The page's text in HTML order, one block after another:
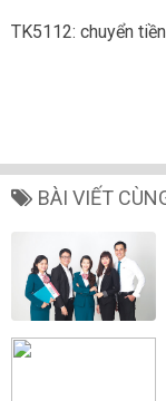
TK5112: chuyển
BÀI VIẾT